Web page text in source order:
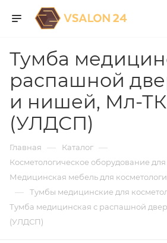
Тумба
распашной
и нишей, Мл-
(УЛДСП)
Главная — Каталог —
Косметологическое оборудование
Медицинская мебель для
— Тумбы медицинские для
Тумба медицинская с распашной
(УЛДСП)